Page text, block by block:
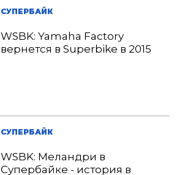
СУПЕРБАЙК
WSBK: Yamaha Factory
вернется в Superbike в 2015
СУПЕРБАЙК
WSBK: Меландри в
Супербайке - история в